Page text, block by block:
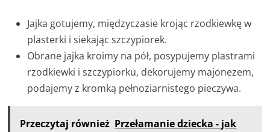
Jajka gotujemy, międzyczasie krojąc rzodkiewkę w
plasterki i siekając szczypiorek.
Obrane jajka kroimy na pół, posypujemy plastrami
rzodkiewki i szczypiorku, dekorujemy majonezem,
podajemy z kromką pełnoziarnistego pieczywa.
Przeczytaj również Przełamanie dziecka - jak